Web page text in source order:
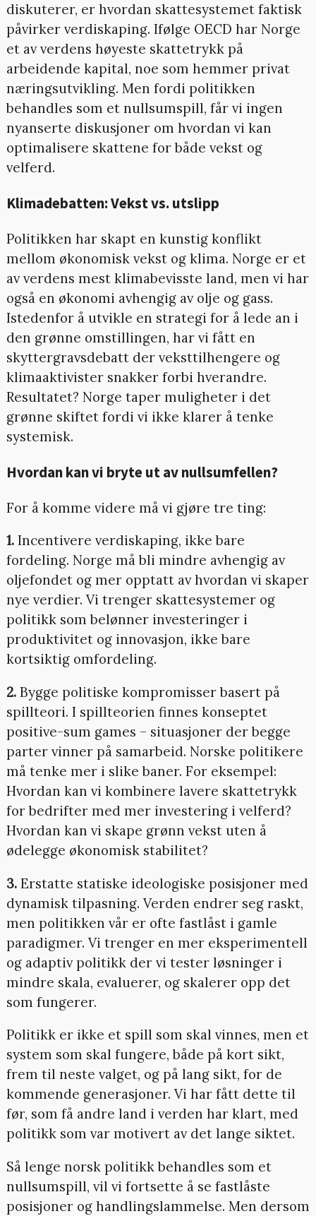
diskuterer, er hvordan skattesystemet faktisk
påvirker verdiskaping. Ifølge OECD har Norge
et av verdens høyeste skattetrykk på
arbeidende kapital, noe som hemmer privat
næringsutvikling. Men fordi politikken
behandles som et nullsumspill, får vi ingen
nyanserte diskusjoner om hvordan vi kan
optimalisere skattene for både vekst og
velferd.
Klimadebatten: Vekst vs. utslipp
Politikken har skapt en kunstig konflikt
mellom økonomisk vekst og klima. Norge er et
av verdens mest klimabevisste land, men vi har
også en økonomi avhengig av olje og gass.
Istedenfor å utvikle en strategi for å lede an i
den grønne omstillingen, har vi fått en
skyttergravsdebatt der veksttilhengere og
klimaaktivister snakker forbi hverandre.
Resultatet? Norge taper muligheter i det
grønne skiftet fordi vi ikke klarer å tenke
systemisk.
Hvordan kan vi bryte ut av nullsumfellen?
For å komme videre må vi gjøre tre ting:
1.Incentivere verdiskaping, ikke bare
fordeling. Norge må bli mindre avhengig av
oljefondet og mer opptatt av hvordan vi skaper
nye verdier. Vi trenger skattesystemer og
politikk som belønner investeringer i
produktivitet og innovasjon, ikke bare
kortsiktig omfordeling.
2.Bygge politiske kompromisser basert på
spillteori. I spillteorien finnes konseptet
positive-sum games – situasjoner der begge
parter vinner på samarbeid. Norske politikere
må tenke mer i slike baner. For eksempel:
Hvordan kan vi kombinere lavere skattetrykk
for bedrifter med mer investering i velferd?
Hvordan kan vi skape grønn vekst uten å
ødelegge økonomisk stabilitet?
3.Erstatte statiske ideologiske posisjoner med
dynamisk tilpasning. Verden endrer seg raskt,
men politikken vår er ofte fastlåst i gamle
paradigmer. Vi trenger en mer eksperimentell
og adaptiv politikk der vi tester løsninger i
mindre skala, evaluerer, og skalerer opp det
som fungerer.
Politikk er ikke et spill som skal vinnes, men et
system som skal fungere, både på kort sikt,
frem til neste valget, og på lang sikt, for de
kommende generasjoner. Vi har fått dette til
før, som få andre land i verden har klart, med
politikk som var motivert av det lange siktet.
Så lenge norsk politikk behandles som et
nullsumspill, vil vi fortsette å se fastlåste
posisjoner og handlingslammelse. Men dersom